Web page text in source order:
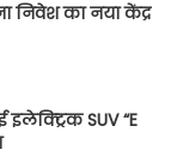
निवेश का नया केंद्र
इलेक्ट्रिक SUV “E